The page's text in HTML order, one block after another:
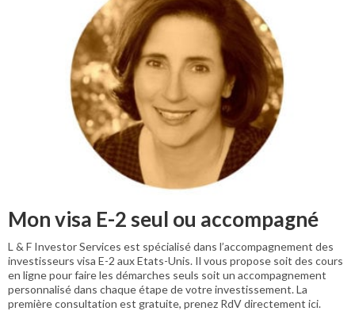
Mon visa E-2 seul ou accompagné
L & F Investor Services est spécialisé dans l’accompagnement des
investisseurs visa E-2 aux Etats-Unis. Il vous propose soit des cours
en ligne pour faire les démarches seuls soit un accompagnement
personnalisé dans chaque étape de votre investissement. La
première consultation est gratuite, prenez RdV directement ici.